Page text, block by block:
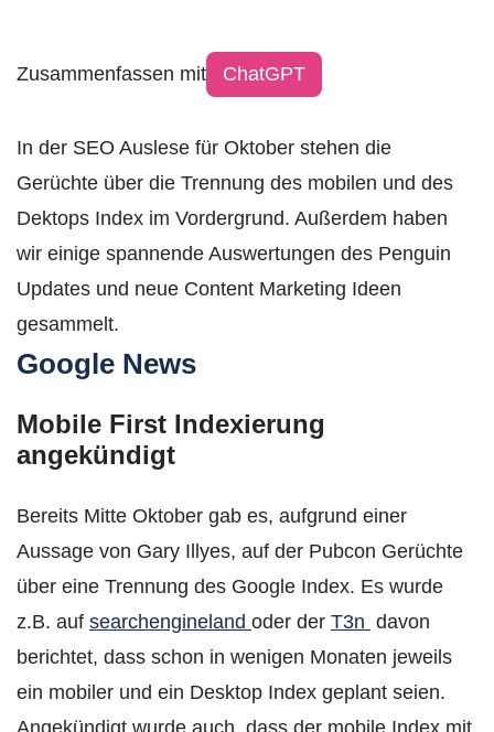
Zusammenfassen mit ChatGPT
In der SEO Auslese für Oktober stehen die
Gerüchte über die Trennung des mobilen und des
Dektops Index im Vordergrund. Außerdem haben
wir einige spannende Auswertungen des Penguin
Updates und neue Content Marketing Ideen
gesammelt.
Google News
Mobile First Indexierung
angekündigt
Bereits Mitte Oktober gab es, aufgrund einer
Aussage von Gary Illyes, auf der Pubcon Gerüchte
über eine Trennung des Google Index. Es wurde
z.B. auf searchengineland oder der T3n davon
berichtet, dass schon in wenigen Monaten jeweils
ein mobiler und ein Desktop Index geplant seien.
Angekündigt wurde auch, dass der mobile Index mit